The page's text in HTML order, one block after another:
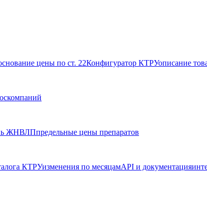
цены по ст. 22Конфигуратор КТРУописание
ЖНВЛПпредельные цены препаратов
КТРУизменения по месяцамAPI и документация